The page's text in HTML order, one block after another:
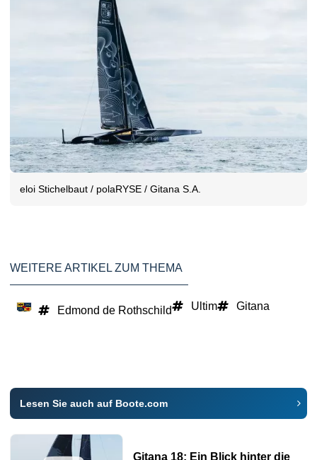
eloi Stichelbaut / polaRYSE / Gitana S.A.
WEITERE ARTIKEL ZUM THEMA
Edmond de Rothschild Ultim Gitana
Lesen Sie auch auf Boote.com
Gitana 18: Ein Blick hinter die